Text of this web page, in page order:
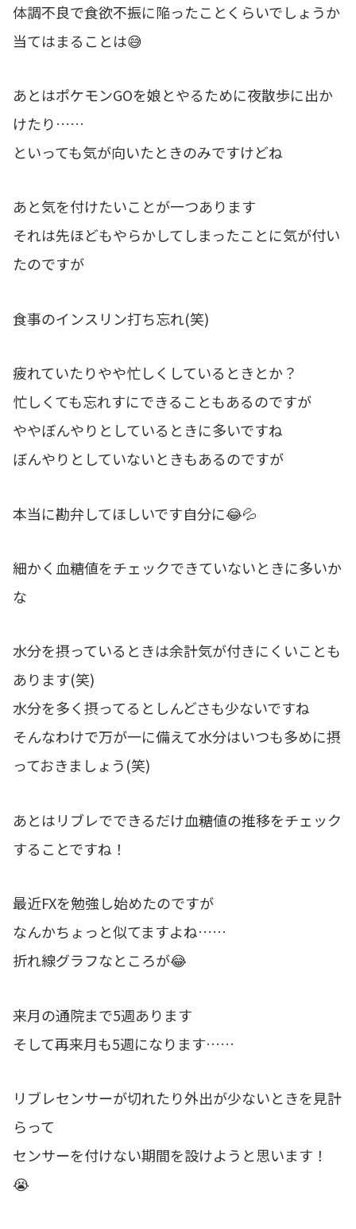
体調不良で食欲不振に陥ったことくらいでしょうか
当てはまることは😅
あとはポケモンGOを娘とやるために夜散歩に出か
けたり……
といっても気が向いたときのみですけどね
あと気を付けたいことが一つあります
それは先ほどもやらかしてしまったことに気が付い
たのですが
食事のインスリン打ち忘れ(笑)
疲れていたりやや忙しくしているときとか？
忙しくても忘れすにできることもあるのですが
ややぼんやりとしているときに多いですね
ぼんやりとしていないときもあるのですが
本当に勘弁してほしいです自分に😂💦
細かく血糖値をチェックできていないときに多いか
な
水分を摂っているときは余計気が付きにくいことも
あります(笑)
水分を多く摂ってるとしんどさも少ないですね
そんなわけで万が一に備えて水分はいつも多めに摂
っておきましょう(笑)
あとはリブレでできるだけ血糖値の推移をチェック
することですね！
最近FXを勉強し始めたのですが
なんかちょっと似てますよね……
折れ線グラフなところが😂
来月の通院まで5週あります
そして再来月も5週になります……
リブレセンサーが切れたり外出が少ないときを見計
らって
センサーを付けない期間を設けようと思います！
😭